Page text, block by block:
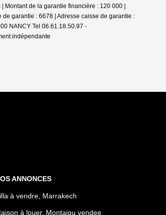
de la garantie financière : 120 000 |
garantie : 6678 | Adresse caisse de garantie :
NANCY Tel 06.61.18.50.97 -
indépendante
ANNONCES
à vendre, Marrakech
à louer, Montaigu vendee